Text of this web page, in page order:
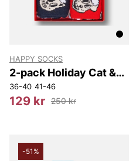
HAPPY SOCKS
2-pack Holiday Cat &
Dog Socks Gift Set
36-40 41-46
129 kr 250 kr
-51%